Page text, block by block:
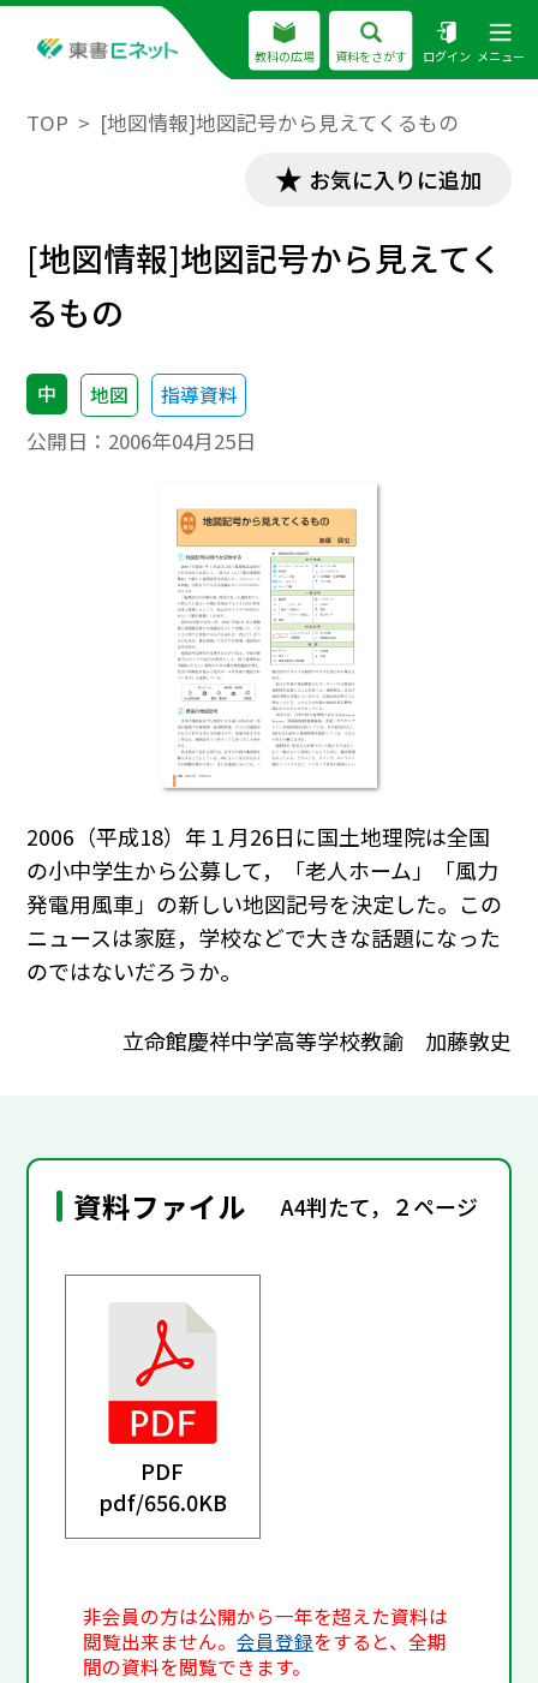
教科の広場 資料をさがす ログイン メニュー
TOP [地図情報]地図記号から見えてくるもの
お気に入りに追加
[地図情報]地図記号から見えてく
るもの
中 地図 指導資料
公開日： 2006年04月25日
2006（平成18）年１月26日に国土地理院は全国
の小中学生から公募して，「老人ホーム」「風力
発電用風車」の新しい地図記号を決定した。この
ニュースは家庭，学校などで大きな話題になった
のではないだろうか。
立命館慶祥中学高等学校教諭 加藤敦史
資料ファイル A4判たて，２ページ
PDF
pdf/656.0KB
非会員の方は公開から一年を超えた資料は
閲覧出来ません。会員登録をすると、全期
間の資料を閲覧できます。